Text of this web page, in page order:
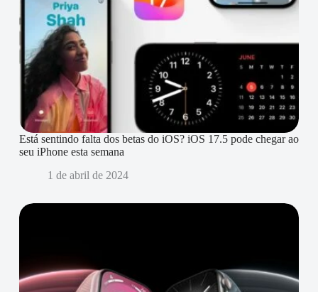
Está sentindo falta dos betas do iOS? iOS 17.5 pode chegar ao
seu iPhone esta semana
1 de abril de 2024